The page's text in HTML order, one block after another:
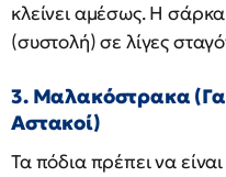
κλείνει αμέσως. Η
(συστολή) σε λίγες
3. Μαλακόστρακα
Αστακοί)
Τα πόδια πρέπει να